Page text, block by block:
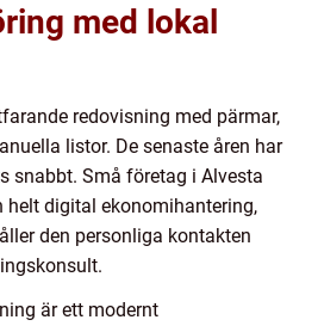
med lokal
redovisning med pärmar,
listor. De senaste åren har
snabbt. Små företag i Alvesta
helt digital ekonomihantering,
den personliga kontakten
är ett modernt